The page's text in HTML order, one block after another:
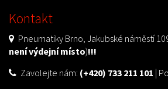
Kontakt
Pneumatiky Brno, Jakubské náměstí
není výdejní místo)!!!
Zavolejte nám: (+420) 733 211 101 |